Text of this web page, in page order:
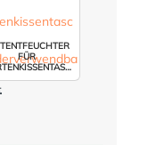
FÜR
HE,
(5% gespart)